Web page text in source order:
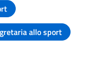
allo sport